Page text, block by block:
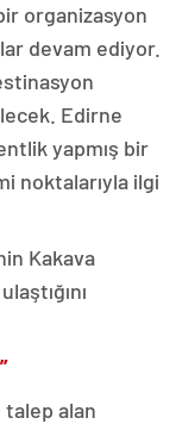
organizasyon
devam ediyor.
Edirne
yapmış bir
noktalarıyla ilgi
Kakava
talep alan